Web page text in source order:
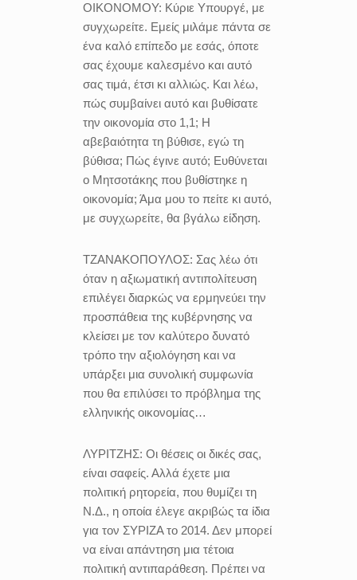
ΟΙΚΟΝΟΜΟΥ: Κύριε Υπουργέ, με
συγχωρείτε. Εμείς μιλάμε πάντα σε
ένα καλό επίπεδο με εσάς, όποτε
σας έχουμε καλεσμένο και αυτό
σας τιμά, έτσι κι αλλιώς. Και λέω,
πώς συμβαίνει αυτό και βυθίσατε
την οικονομία στο 1,1; Η
αβεβαιότητα τη βύθισε, εγώ τη
βύθισα; Πώς έγινε αυτό; Ευθύνεται
ο Μητσοτάκης που βυθίστηκε η
οικονομία; Άμα μου το πείτε κι αυτό,
με συγχωρείτε, θα βγάλω είδηση.
ΤΖΑΝΑΚΟΠΟΥΛΟΣ: Σας λέω ότι
όταν η αξιωματική αντιπολίτευση
επιλέγει διαρκώς να ερμηνεύει την
προσπάθεια της κυβέρνησης να
κλείσει με τον καλύτερο δυνατό
τρόπο την αξιολόγηση και να
υπάρξει μια συνολική συμφωνία
που θα επιλύσει το πρόβλημα της
ελληνικής οικονομίας…
ΛΥΡΙΤΖΗΣ: Οι θέσεις οι δικές σας,
είναι σαφείς. Αλλά έχετε μια
πολιτική ρητορεία, που θυμίζει τη
Ν.Δ., η οποία έλεγε ακριβώς τα ίδια
για τον ΣΥΡΙΖΑ το 2014. Δεν μπορεί
να είναι απάντηση μια τέτοια
πολιτική αντιπαράθεση. Πρέπει να